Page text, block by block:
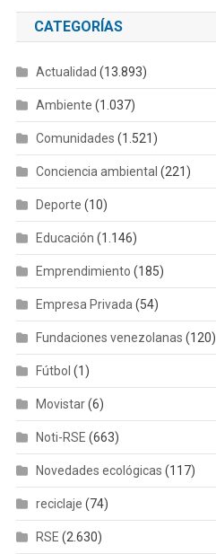
CATEGORÍAS
Actualidad (13.893)
Ambiente (1.037)
Comunidades (1.521)
Conciencia ambiental (221)
Deporte (10)
Educación (1.146)
Emprendimiento (185)
Empresa Privada (54)
Fundaciones venezolanas (120)
Fútbol (1)
Movistar(6)
Noti-RSE (663)
Novedades ecológicas (117)
reciclaje (74)
RSE (2.630)